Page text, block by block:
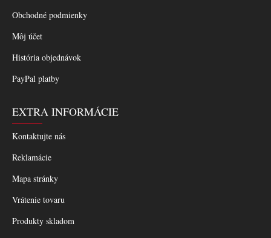
Obchodné podmienky
Môj účet
História objednávok
PayPal platby
EXTRA INFORMÁCIE
Kontaktujte nás
Reklamácie
Mapa stránky
Vrátenie tovaru
Produkty skladom